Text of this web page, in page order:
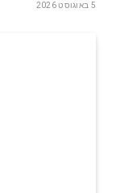
5 באוגוסט 2026